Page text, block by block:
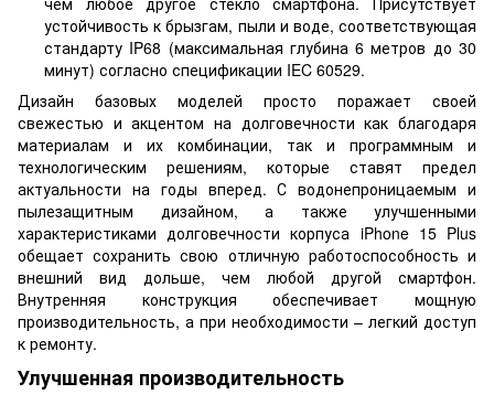
устойчивость к брызгам, пыли и воде, соответствующая
стандарту IP68 (максимальная глубина 6 метров до 30
минут) согласно спецификации IEC 60529.
Дизайн базовых моделей просто поражает своей
свежестью и акцентом на долговечности как благодаря
материалам и их комбинации, так и программным и
технологическим решениям, которые ставят предел
актуальности на годы вперед. С водонепроницаемым и
пылезащитным дизайном, а также улучшенными
характеристиками долговечности корпуса iPhone 15 Plus
обещает сохранить свою отличную работоспособность и
внешний вид дольше, чем любой другой смартфон.
Внутренняя конструкция обеспечивает мощную
производительность, а при необходимости – легкий доступ
к ремонту.
Улучшенная производительность